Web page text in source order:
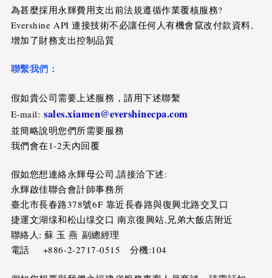
為甚麼採用永輝費用支出前法規遵循作業覆核服務?
Evershine API 連接技術不必讓任何人有機會竄改付款資料,
增加了財務支出控制品質
聯繫我們：
假如貴公司需要上述服務，請用下述聯繫
E-mail: sales.xiamen@evershinecpa.com
並簡略說明您們所需要服務
我們會在1-2天內回覆
假如您想連絡永輝母公司,請接洽下述:
永輝啟佳聯合會計師事務所
臺北市長春路378號6F 靠近長春路與復興北路交叉口
捷運文湖缐和松山缐交口 南京復興站,兄弟大飯店附近
聯絡人: 蘇 玉 燕 副總經理
電話 +886-2-2717-0515 分機:104